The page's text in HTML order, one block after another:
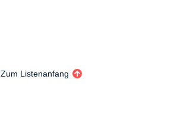
Zum Listenanfang